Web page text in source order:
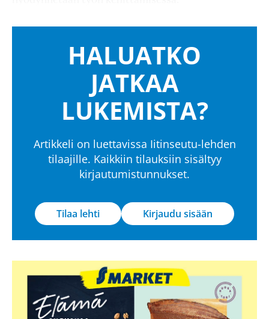
HALUATKO
JATKAA
LUKEMISTA?
Artikkeli on luettavissa Iitinseutu-lehden
tilaajille. Kaikkiin tilauksiin sisältyy
kirjautumistunnukset.
Tilaa lehti Kirjaudu sisään